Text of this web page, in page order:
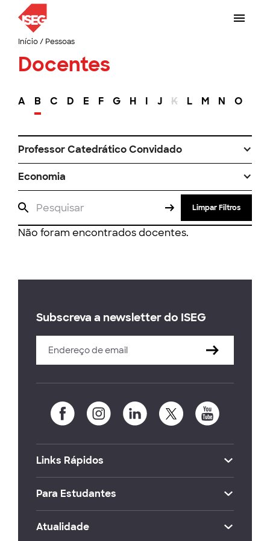
Início/ Pessoas
Docentes
A B C D E F G H I J K L M N O
Professor Catedrático Convidado
Economia
Limpar Filtros
Não foram encontrados docentes.
Subscreva a newsletter do ISEG
Links Rápidos
Para Estudantes
Atualidade